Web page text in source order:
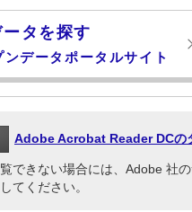
タを探す
データポータルサイト
Adobe Acrobat Reader DCの
できない場合には、Adobe 社
てください。